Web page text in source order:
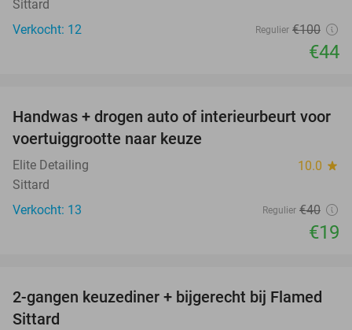
Sittard
Verkocht: 12
Regulier €100
€44
53%
Handwas + drogen auto of interieurbeurt voor
voertuiggrootte naar keuze
Elite Detailing 10.0 star
Sittard
Verkocht: 13
Regulier €40
€19
31%
2-gangen keuzediner + bijgerecht bij Flamed
Sittard